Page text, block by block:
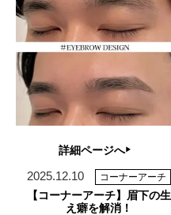
詳細ページへ
2025.12.10 コーナーアーチ
【コーナーアーチ】眉下の生
え癖を解消！